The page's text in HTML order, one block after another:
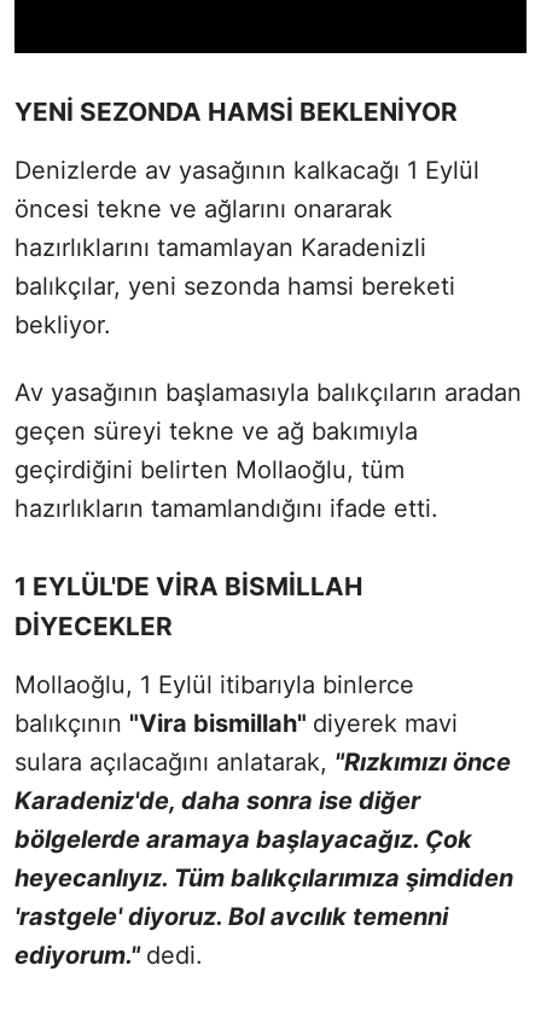
YENİ SEZONDA HAMSİ BEKLENİYOR
Denizlerde av yasağının kalkacağı 1 Eylül
öncesi tekne ve ağlarını onararak
hazırlıklarını tamamlayan Karadenizli
balıkçılar, yeni sezonda hamsi bereketi
bekliyor.
Av yasağının başlamasıyla balıkçıların aradan
geçen süreyi tekne ve ağ bakımıyla
geçirdiğini belirten Mollaoğlu, tüm
hazırlıkların tamamlandığını ifade etti.
1 EYLÜL'DE VİRA BİSMİLLAH
DİYECEKLER
Mollaoğlu, 1 Eylül itibarıyla binlerce
balıkçının "Vira bismillah" diyerek mavi
sulara açılacağını anlatarak, "Rızkımızı önce
Karadeniz'de, daha sonra ise diğer
bölgelerde aramaya başlayacağız. Çok
heyecanlıyız. Tüm balıkçılarımıza şimdiden
'rastgele' diyoruz. Bol avcılık temenni
ediyorum." dedi.